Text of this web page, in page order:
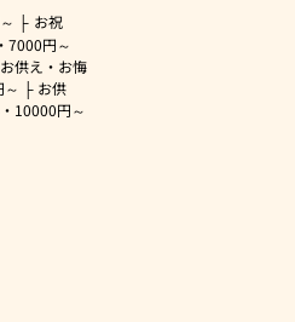
お祝
7000円～
お供え・お悔
お供
10000円～